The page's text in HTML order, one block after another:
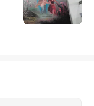
중 하나만 잘 해도 인..